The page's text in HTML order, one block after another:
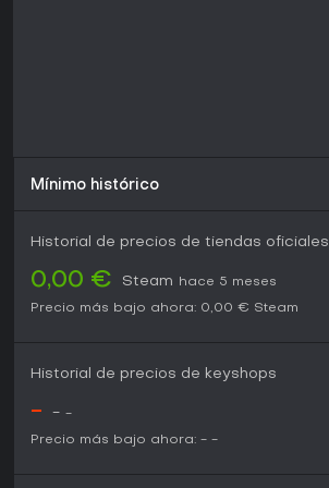
Mínimo histórico
Historial de precios de tiendas oficiales
0,00 € Steam
hace 5 meses
Precio más bajo ahora: 0,00 € Steam
Historial de precios de keyshops
- - -
Precio más bajo ahora: - -